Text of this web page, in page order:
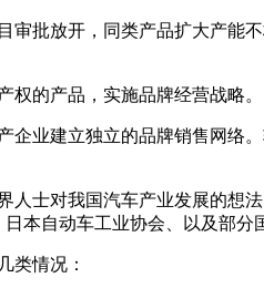
批放开，同类产品扩大产能
的产品，实施品牌经营战略。
业建立独立的品牌销售网络
士对我国汽车产业发展的想
本自动车工业协会、以及部分
类情况：